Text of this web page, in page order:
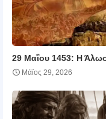
29 Μαΐου 1453: Η
Μάϊος 29, 2026